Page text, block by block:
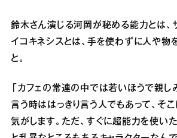
鈴木さん演じる河岡が秘める能力とは、
イコキネシスとは、手を使わずに人や物
と。
「カフェの常連の中では若いほうで親し
言う時ははっきり言う人でもあって、そ
気がします。ただ、すぐに超能力を使いた